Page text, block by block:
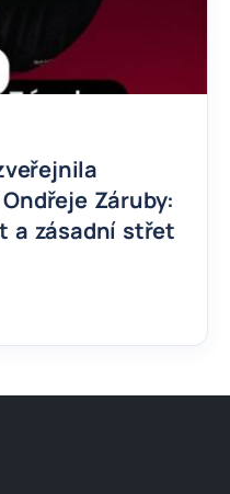
Záruby:
a zásadní střet